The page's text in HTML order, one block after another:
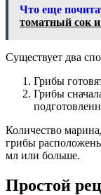
Что еще
томатный сок
Существует два
Грибы
Грибы
Количество
грибы
мл или больше.
Простой